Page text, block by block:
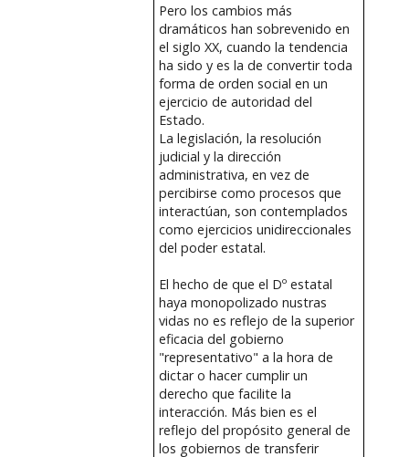
Pero los cambios más
dramáticos han sobrevenido en
el siglo XX, cuando la tendencia
ha sido y es la de convertir toda
forma de orden social en un
ejercicio de autoridad del
Estado.
La legislación, la resolución
judicial y la dirección
administrativa, en vez de
percibirse como procesos que
interactúan, son contemplados
como ejercicios unidireccionales
del poder estatal.
El hecho de que el Dº estatal
haya monopolizado nustras
vidas no es reflejo de la superior
eficacia del gobierno
"representativo" a la hora de
dictar o hacer cumplir un
derecho que facilite la
interacción. Más bien es el
reflejo del propósito general de
los gobiernos de transferir